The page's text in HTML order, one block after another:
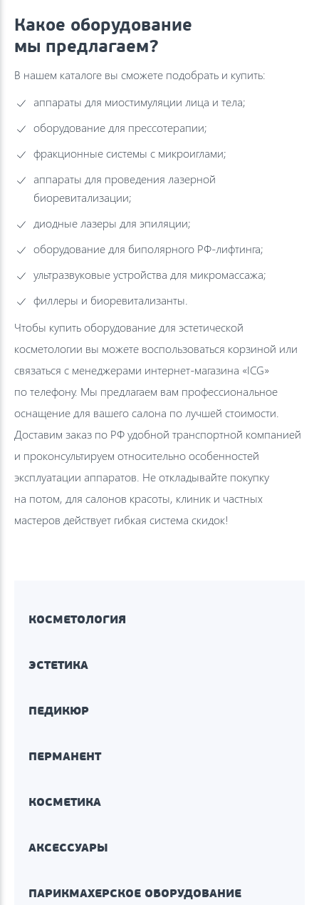
Какое оборудование
мы предлагаем?
В нашем каталоге вы сможете подобрать и купить:
аппараты для миостимуляции лица и тела;
оборудование для прессотерапии;
фракционные системы с микроиглами;
аппараты для проведения лазерной
биоревитализации;
диодные лазеры для эпиляции;
оборудование для биполярного РФ-лифтинга;
ультразвуковые устройства для микромассажа;
филлеры и биоревитализанты.
Чтобы купить оборудование для эстетической
косметологии вы можете воспользоваться корзиной или
связаться с менеджерами интернет-магазина «ICG»
по телефону. Мы предлагаем вам профессиональное
оснащение для вашего салона по лучшей стоимости.
Доставим заказ по РФ удобной транспортной компанией
и проконсультируем относительно особенностей
эксплуатации аппаратов. Не откладывайте покупку
на потом, для салонов красоты, клиник и частных
мастеров действует гибкая система скидок!
КОСМЕТОЛОГИЯ
ЭСТЕТИКА
ПЕДИКЮР
ПЕРМАНЕНТ
КОСМЕТИКА
АКСЕССУАРЫ
ПАРИКМАХЕРСКОЕ ОБОРУДОВАНИЕ